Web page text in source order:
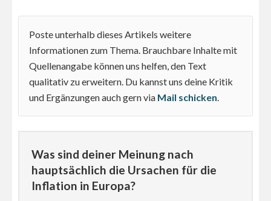
Poste unterhalb dieses Artikels weitere
Informationen zum Thema. Brauchbare Inhalte mit
Quellenangabe können uns helfen, den Text
qualitativ zu erweitern. Du kannst uns deine Kritik
und Ergänzungen auch gern via Mail schicken
Was sind deiner Meinung nach
hauptsächlich die Ursachen für die
Inflation in Europa?